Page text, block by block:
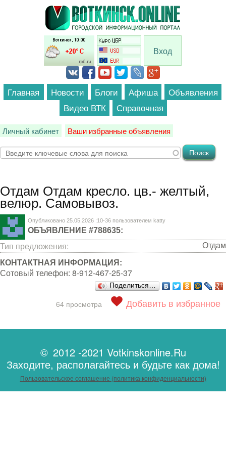
Перейти к основному содержанию
Вход
Главная Новости Блоги Афиша
Объявления
Видео ВТК
Справочная
Личный кабинет Ваши избранные объявления
Отдам Отдам кресло. цв.- желтый,
велюр. Самовывоз.
Опубликовано 25.05.2026 :10-36 пользователем katty
ОБЪЯВЛЕНИЕ #788635:
Тип предложения: Отдам
КОНТАКТНАЯ ИНФОРМАЦИЯ:
Сотовый телефон: 8-912-467-25-37
Поделиться…
64 просмотра Добавить в избранное
© 2012 -2021 Votkinskonline.Ru
Заходите, располагайтесь и будьте как дома!
Пользовательское соглашение (политика конфиденциальности)